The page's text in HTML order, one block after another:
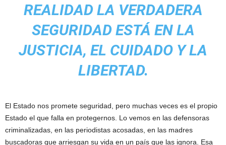
REALIDAD LA VERDADERA
SEGURIDAD ESTÁ EN LA
JUSTICIA, EL CUIDADO Y LA
LIBERTAD.
El Estado nos promete seguridad, pero muchas veces es el propio
Estado el que falla en protegernos. Lo vemos en las defensoras
criminalizadas, en las periodistas acosadas, en las madres
buscadoras que arriesgan su vida en un país que las ignora. Esa